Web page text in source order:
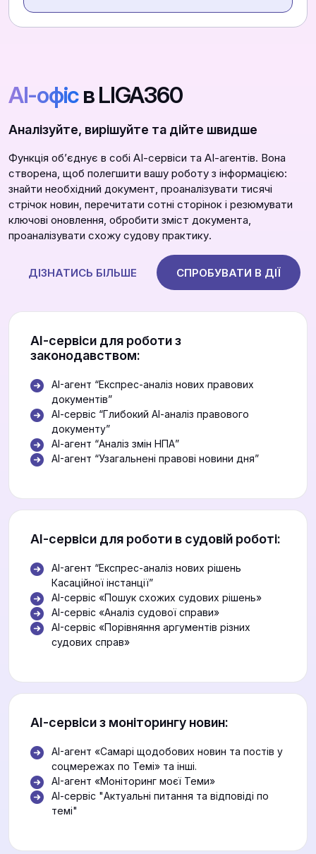
АІ-офісв LIGA360
Аналізуйте, вирішуйте та дійте швидше
Функція обʼєднує в собі АІ-сервіси та АІ-агентів. Вона
створена, щоб полегшити вашу роботу з інформацією:
знайти необхідний документ, проаналізувати тисячі
стрічок новин, перечитати сотні сторінок і резюмувати
ключові оновлення, обробити зміст документа,
проаналізувати схожу судову практику.
ДІЗНАТИСЬ БІЛЬШЕ СПРОБУВАТИ В ДІЇ
АІ-сервіси для роботи з
законодавством:
AI-агент “Експрес-аналіз нових правових
документів”
АІ-сервіс “Глибокий АІ-аналіз правового
документу”
АІ-агент “Аналіз змін НПА”
AI-агент “Узагальнені правові новини дня”
АІ-сервіси для роботи в судовій роботі:
AI-агент “Експрес-аналіз нових рішень
Касаційної інстанції”
AI-сервіс «Пошук схожих судових рішень»
AI-сервіс «Аналіз судової справи»
AI-сервіс «Порівняння аргументів різних
судових справ»
АІ-сервіси з моніторингу новин:
AI-агент «Самарі щодобових новин та постів у
соцмережах по Темі» та інші.
AI-агент «Моніторинг моєї Теми»
АІ-сервіс "Актуальні питання та відповіді по
темі"